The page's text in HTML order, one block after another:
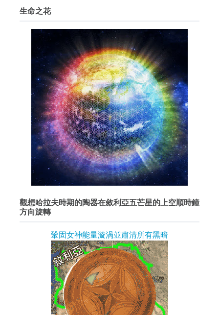
生命之花
觀想哈拉夫時期的陶器在敘利亞五芒星的上空順時鐘
方向旋轉
鞏固女神能量漩渦並肅清所有黑暗